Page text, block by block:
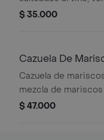
Acompañado de
$ 35.000
Cazuela De
Cazuela de
mezcla de
acompañada de
$ 47.000